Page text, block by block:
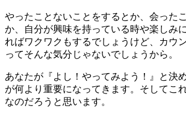
やったことないことをするとか、会った
か、自分が興味を持っている時や楽しみ
ればワクワクもするでしょうけど、カウ
ってそんな気分じゃないでしょうから。
あなたが『よし！やってみよう！』と決
が何より重要になってきます。そしてこ
なのだろうと思います。